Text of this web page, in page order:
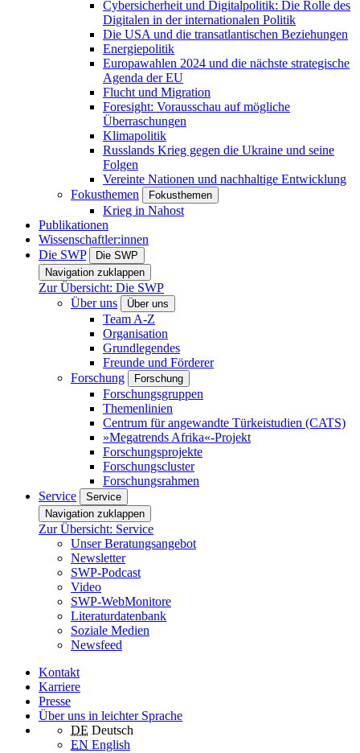
Cybersicherheit und Digitalpolitik: Die Rolle des
Digitalen in der internationalen Politik
Die USA und die transatlantischen Beziehungen
Energiepolitik
Europawahlen 2024 und die nächste strategische
Agenda der EU
Flucht und Migration
Foresight: Vorausschau auf mögliche
Überraschungen
Klimapolitik
Russlands Krieg gegen die Ukraine und seine
Folgen
Vereinte Nationen und nachhaltige Entwicklung
Fokusthemen
Fokusthemen
Krieg in Nahost
Publikationen
Wissenschaftler:innen
Die SWP
Die SWP
Navigation zuklappen
Zur Übersicht: Die SWP
Über uns
Über uns
Team A-Z
Organisation
Grundlegendes
Freunde und Förderer
Forschung
Forschung
Forschungsgruppen
Themenlinien
Centrum für angewandte Türkeistudien (CATS)
»Megatrends Afrika«-Projekt
Forschungsprojekte
Forschungscluster
Forschungsrahmen
Service
Service
Navigation zuklappen
Zur Übersicht: Service
Unser Beratungsangebot
Newsletter
SWP-Podcast
Video
SWP-WebMonitore
Literaturdatenbank
Soziale Medien
Newsfeed
Kontakt
Karriere
Presse
Über uns in leichter Sprache
DE Deutsch
EN English